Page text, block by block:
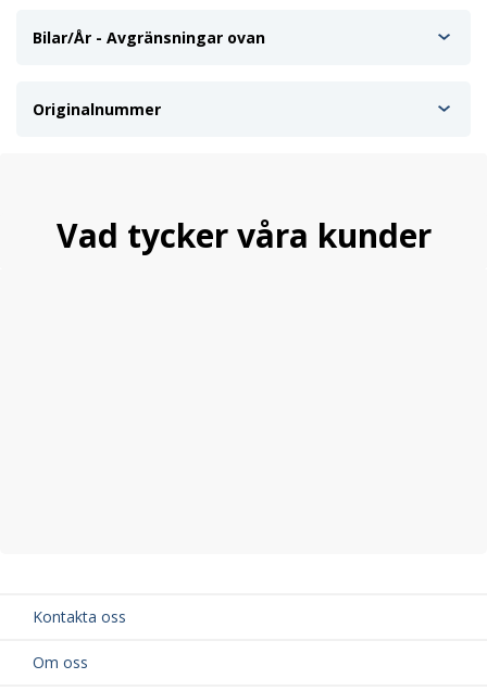
Bilar/År - Avgränsningar ovan
Originalnummer
Vad tycker våra kunder
Kontakta oss
Om oss